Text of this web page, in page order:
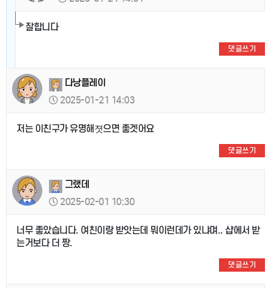
잘합니다
댓글쓰기
다낭플레이
2025-01-21 14:03
저는 이친구가 유명해졋으면 좋겟어요
댓글쓰기
그랬데
2025-02-01 10:30
너무 좋았습니다. 여친이랑 받앗는데 뭐이런데가 있냐며.. 샵에서 받
는거보다 더 짱.
댓글쓰기